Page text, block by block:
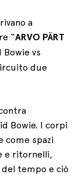
a
“ARVO PÄRT
Bowie vs
due
Bowie. I corpi
come spazi
e ritornelli,
tempo e ciò